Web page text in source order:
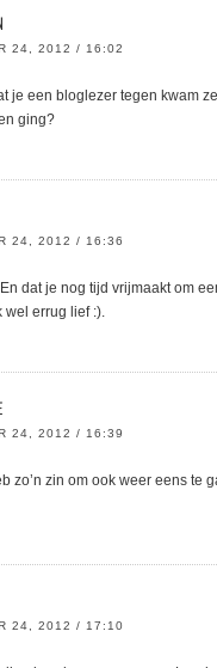
24, 2012 / 16:02
je een bloglezer tegen kwam
ging?
24, 2012 / 16:36
dat je nog tijd vrijmaakt om
errug lief :).
24, 2012 / 16:39
zo’n zin om ook weer eens te
24, 2012 / 17:10